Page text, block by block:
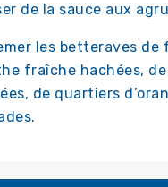
de la sauce aux
les betteraves de
fraîche hachées,
de quartiers